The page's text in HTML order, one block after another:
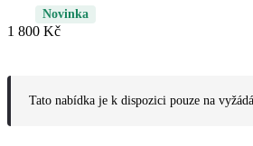
Novinka
1 800 Kč
Tato nabídka je k dispozici pouze na